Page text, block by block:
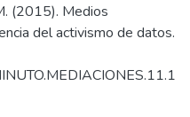
(2015). Medios
del activismo de datos.